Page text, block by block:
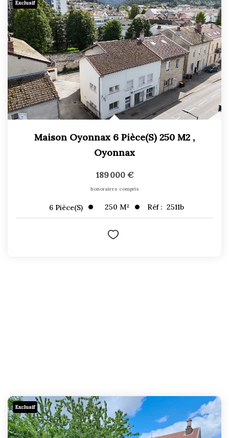
Exclusif
Maison Oyonnax 6 Pièce(s) 250 M2 ,
Oyonnax
189 000 €
honoraires compris
6 Pièce(s) 250 M² Réf : 2511b
Exclusif